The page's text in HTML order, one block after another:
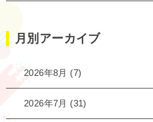
月別アーカイブ
2026年8月 (7)
2026年7月 (31)